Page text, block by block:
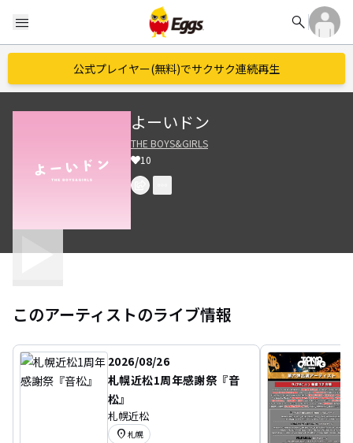
menu search
公式プレイヤー(無料)でサクサク連続再生
よーいドン
THE BOYS&GIRLS
10
このアーティストのライブ情報
2026/08/26
札幌近松1周年感謝祭『⾳
松』
札幌近松
location_on 札幌